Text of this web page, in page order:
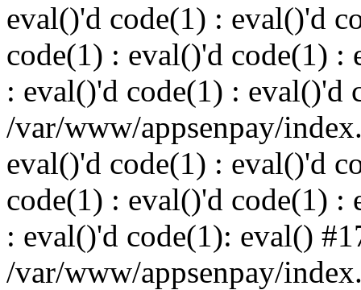
eval()'d code(1) : eval()'d
code(1) : eval()'d code(1) :
: eval()'d code(1) : eval()'d
/var/www/appsenpay/
eval()'d code(1) : eval()'d
code(1) : eval()'d code(1) :
: eval()'d code(1): eval()
/var/www/appsenpay/